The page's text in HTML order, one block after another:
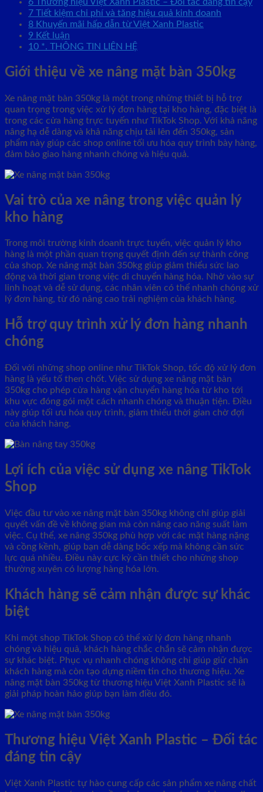
7 Tiết kiệm chi phí và tăng hiệu quả kinh doanh
8 Khuyến mãi hấp dẫn từ Việt Xanh Plastic
9 Kết luận
10 *. THÔNG TIN LIÊN HỆ
Giới thiệu về xe nâng mặt bàn 350kg
Xe nâng mặt bàn 350kg là một trong những thiết bị hỗ trợ
quan trọng trong việc xử lý đơn hàng tại kho hàng, đặc biệt là
trong các cửa hàng trực tuyến như TikTok Shop. Với khả năng
nâng hạ dễ dàng và khả năng chịu tải lên đến 350kg, sản
phẩm này giúp các shop online tối ưu hóa quy trình bày hàng,
đảm bảo giao hàng nhanh chóng và hiệu quả.
Vai trò của xe nâng trong việc quản lý
kho hàng
Trong môi trường kinh doanh trực tuyến, việc quản lý kho
hàng là một phần quan trọng quyết định đến sự thành công
của shop. Xe nâng mặt bàn 350kg giúp giảm thiểu sức lao
động và thời gian trong việc di chuyển hàng hóa. Nhờ vào sự
linh hoạt và dễ sử dụng, các nhân viên có thể nhanh chóng xử
lý đơn hàng, từ đó nâng cao trải nghiệm của khách hàng.
Hỗ trợ quy trình xử lý đơn hàng nhanh
chóng
Đối với những shop online như TikTok Shop, tốc độ xử lý đơn
hàng là yếu tố then chốt. Việc sử dụng xe nâng mặt bàn
350kg cho phép cửa hàng vận chuyển hàng hóa từ kho tới
khu vực đóng gói một cách nhanh chóng và thuận tiện. Điều
này giúp tối ưu hóa quy trình, giảm thiểu thời gian chờ đợi
của khách hàng.
Lợi ích của việc sử dụng xe nâng TikTok
Shop
Việc đầu tư vào xe nâng mặt bàn 350kg không chỉ giúp giải
quyết vấn đề về không gian mà còn nâng cao năng suất làm
việc. Cụ thể, xe nâng 350kg phù hợp với các mặt hàng nặng
và cồng kềnh, giúp bạn dễ dàng bốc xếp mà không cần sức
lực quá nhiều. Điều này cực kỳ cần thiết cho những shop
thường xuyên có lượng hàng hóa lớn.
Khách hàng sẽ cảm nhận được sự khác
biệt
Khi một shop TikTok Shop có thể xử lý đơn hàng nhanh
chóng và hiệu quả, khách hàng chắc chắn sẽ cảm nhận được
sự khác biệt. Phục vụ nhanh chóng không chỉ giúp giữ chân
khách hàng mà còn tạo dựng niềm tin cho thương hiệu. Xe
nâng mặt bàn 350kg từ thương hiệu Việt Xanh Plastic sẽ là
giải pháp hoàn hảo giúp bạn làm điều đó.
Thương hiệu Việt Xanh Plastic – Đối tác
đáng tin cậy
Việt Xanh Plastic tự hào cung cấp các sản phẩm xe nâng chất